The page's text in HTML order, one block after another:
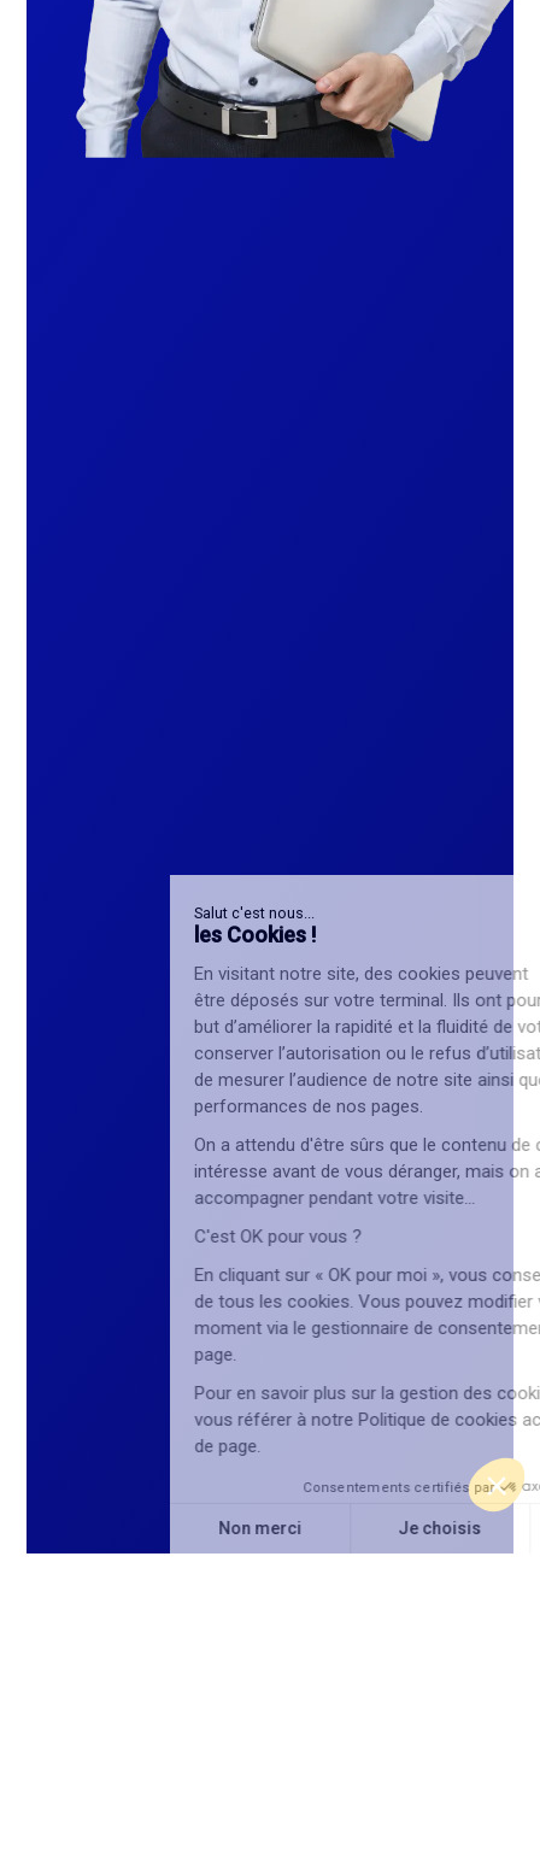
En visitant notre site, des cookies peuvent
être déposés sur votre terminal. Ils ont pour
but d’améliorer la rapidité et la fluidité de votre navigation, de
conserver l’autorisation ou le refus d’utilisation des cookies,
de mesurer l’audience de notre site ainsi que les
performances de nos pages.
On a attendu d'être sûrs que le contenu de ce site vous
intéresse avant de vous déranger, mais on aimerait bien vous
accompagner pendant votre visite...
C'est OK pour vous ?
En cliquant sur « OK pour moi », vous consentez à l’utilisation
de tous les cookies. Vous pouvez modifier vos choix à tout
moment via le gestionnaire de consentement en bas de
Pour en savoir plus sur la gestion des cookies, vous pouvez
vous référer à notre Politique de cookies accessible en bas
Consentements certifiés par
Je choisis OK pour moi